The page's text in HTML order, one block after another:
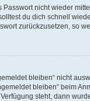
nicht wieder
du dich schnell
zurückzusetzen, so
bleiben“ nicht
bleiben“ beim
steht, dann